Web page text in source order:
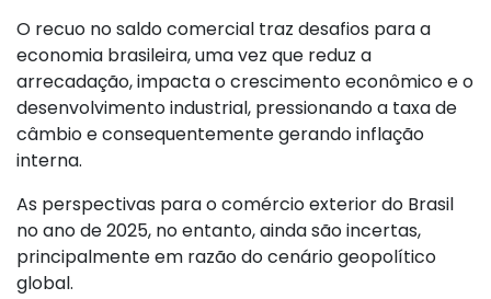
O recuo no saldo comercial traz desafios para a
economia brasileira, uma vez que reduz a
arrecadação, impacta o crescimento econômico e o
desenvolvimento industrial, pressionando a taxa de
câmbio e consequentemente gerando inflação
interna.
As perspectivas para o comércio exterior do Brasil
no ano de 2025, no entanto, ainda são incertas,
principalmente em razão do cenário geopolítico
global.